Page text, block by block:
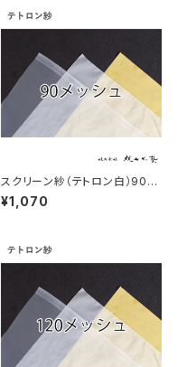
スクリーン紗（テトロン白）90メ
ッシュ こねこ便
¥1,070